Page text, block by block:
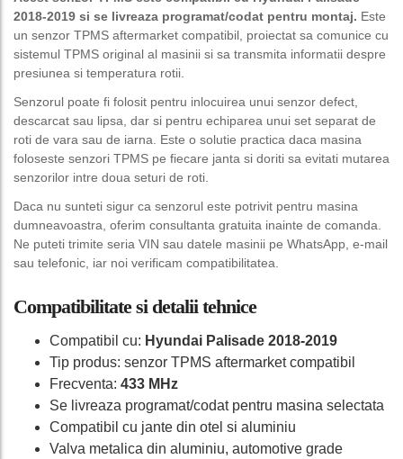
2018-2019 si se livreaza programat/codat pentru montaj. Este
un senzor TPMS aftermarket compatibil, proiectat sa comunice cu
sistemul TPMS original al masinii si sa transmita informatii despre
presiunea si temperatura rotii.
Senzorul poate fi folosit pentru inlocuirea unui senzor defect,
descarcat sau lipsa, dar si pentru echiparea unui set separat de
roti de vara sau de iarna. Este o solutie practica daca masina
foloseste senzori TPMS pe fiecare janta si doriti sa evitati mutarea
senzorilor intre doua seturi de roti.
Daca nu sunteti sigur ca senzorul este potrivit pentru masina
dumneavoastra, oferim consultanta gratuita inainte de comanda.
Ne puteti trimite seria VIN sau datele masinii pe WhatsApp, e-mail
sau telefonic, iar noi verificam compatibilitatea.
Compatibilitate si detalii tehnice
Compatibil cu: Hyundai Palisade 2018-2019
Tip produs: senzor TPMS aftermarket compatibil
Frecventa: 433 MHz
Se livreaza programat/codat pentru masina selectata
Compatibil cu jante din otel si aluminiu
Valva metalica din aluminiu, automotive grade